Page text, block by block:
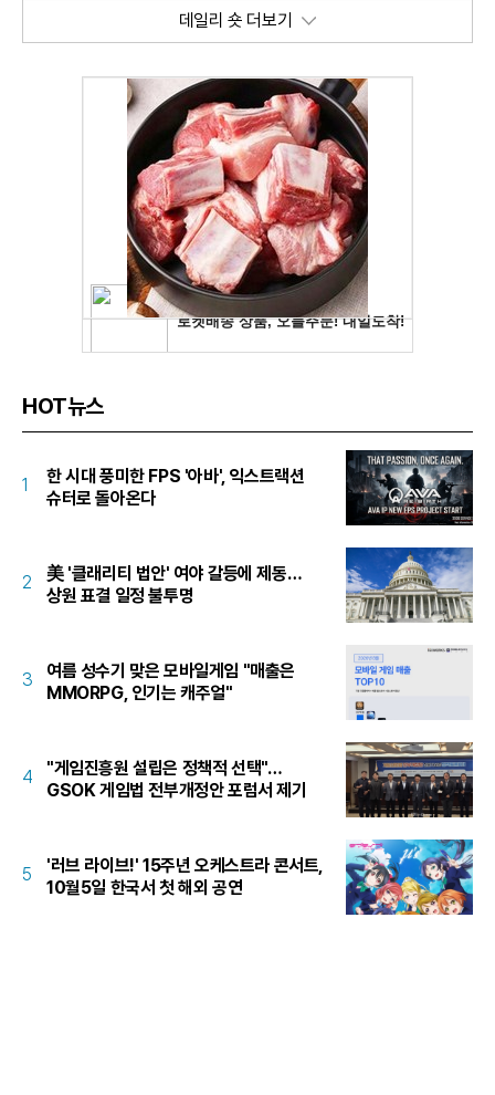
데일리 숏 더보기
HOT뉴스
1
한 시대 풍미한 FPS '아바', 익스트랙션
슈터로 돌아온다
2
美 '클래리티 법안' 여야 갈등에 제동…
상원 표결 일정 불투명
3
여름 성수기 맞은 모바일게임 "매출은
MMORPG, 인기는 캐주얼"
4
"게임진흥원 설립은 정책적 선택"…
GSOK 게임법 전부개정안 포럼서 제기
5
'러브 라이브!' 15주년 오케스트라 콘서트,
10월5일 한국서 첫 해외 공연